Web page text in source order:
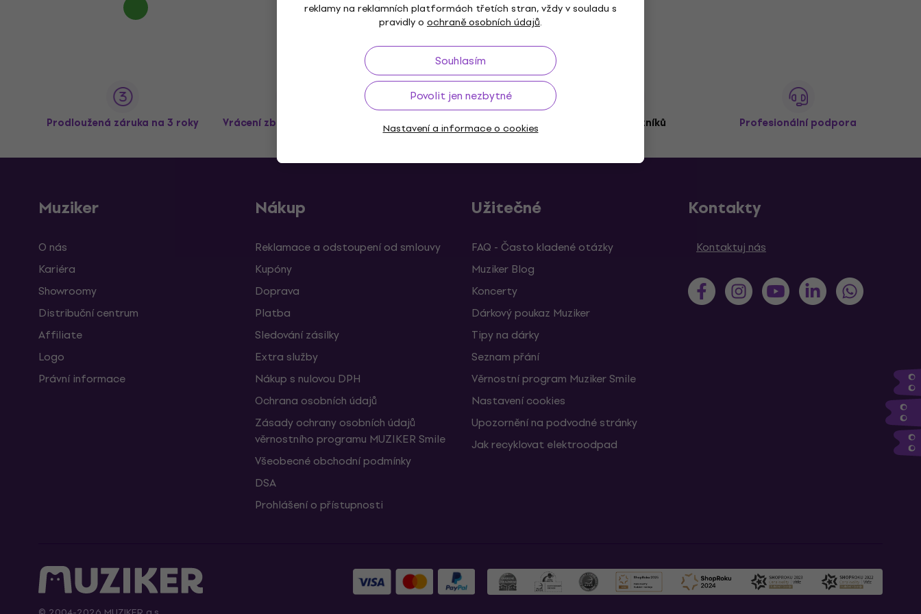
reklamy na reklamních platformách třetích stran, vždy v souladu s
pravidly o ochraně osobních údajů.
Souhlasím
Povolit jen nezbytné
Nastavení a informace o cookies
Prodloužená záruka na 3 roky Vrácení zboží až do 30 dnů Doprava zdarmaod 2 500 Kč 3M+ zákazníků Profesionální podpora
Muziker
O nás
Kariéra
Showroomy
Distribuční centrum
Affiliate
Logo
Právní informace
Nákup
Reklamace a odstoupení od smlouvy
Kupóny
Doprava
Platba
Sledování zásilky
Extra služby
Nákup s nulovou DPH
Ochrana osobních údajů
Zásady ochrany osobních údajů
věrnostního programu MUZIKER Smile
Všeobecné obchodní podmínky
DSA
Prohlášení o přístupnosti
Užitečné
FAQ - Často kladené otázky
Muziker Blog
Koncerty
Dárkový poukaz Muziker
Tipy na dárky
Seznam přání
Věrnostní program Muziker Smile
Nastavení cookies
Upozornění na podvodné stránky
Jak recyklovat elektroodpad
Kontakty
Kontaktuj nás